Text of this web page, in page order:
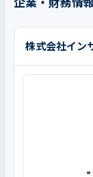
株式会社イン